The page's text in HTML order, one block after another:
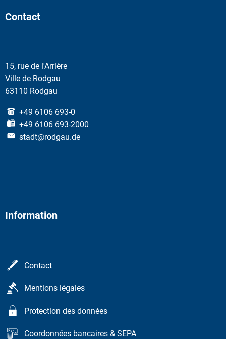
Contact
15, rue de l'Arrière
Ville de Rodgau
63110 Rodgau
+49 6106 693-0
+49 6106 693-2000
stadt@rodgau.de
Information
Contact
Mentions légales
Protection des données
Coordonnées bancaires & SEPA